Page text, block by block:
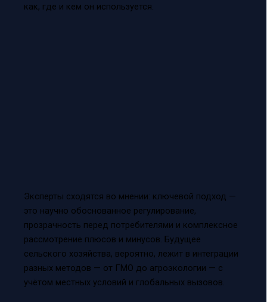
как, где и кем он используется.
Эксперты сходятся во мнении: ключевой подход —
это научно обоснованное регулирование,
прозрачность перед потребителями и комплексное
рассмотрение плюсов и минусов. Будущее
сельского хозяйства, вероятно, лежит в интеграции
разных методов — от ГМО до агроэкологии — с
учётом местных условий и глобальных вызовов.